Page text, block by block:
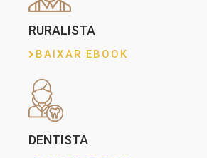
RURALISTA
BAIXAR EBOOK
DENTISTA